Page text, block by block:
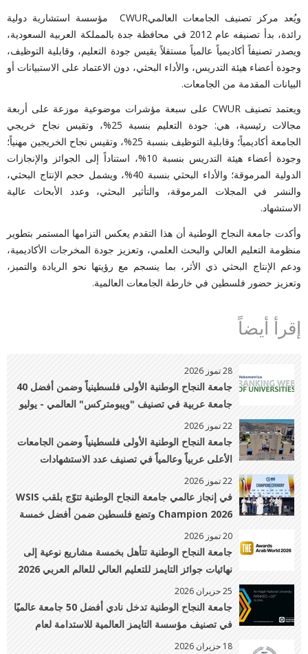
ويُعد مركز تصنيف الجامعات العالميCWUR
مؤسسة استشارية دولية
رائدة، بدأ تصنيفه عام 2012 في محافظة جدة بالمملكة العربية السعودية،
ويصدر تصنيفاً أكاديمياً عالمياً مستقلاً يقيس جودة التعليم، وقابلية التوظيف،
وجودة أعضاء هيئة التدريس، والأداء البحثي، دون الاعتماد على الاستبيانات أو
البيانات المقدمة من الجامعات.
ويعتمد تصنيف CWUR على سبعة مؤشرات موضوعية موزعة على أربعة
مجالات رئيسية، هي: جودة التعليم بنسبة 25%، وتقيس نجاح خريجي
الجامعة أكاديمياً؛ وقابلية التوظيف بنسبة 25%، وتقيس نجاح الخريجين مهنياً؛
وجودة أعضاء هيئة التدريس بنسبة 10%، استناداً إلى الجوائز والإنجازات
الدولية المرموقة؛ والأداء البحثي بنسبة 40%، ويشمل حجم الإنتاج البحثي،
والنشر في المجلات المرموقة، والتأثير البحثي، وعدد الأبحاث عالية
الاستشهاد.
وأكدت جامعة النجاح الوطنية أن هذا التقدم يعكس التزامها المستمر بتطوير
منظومة التعليم العالي والبحث العلمي، وتعزيز جودة المخرجات الأكاديمية،
ودعم الإنتاج البحثي ذي الأثر، بما ينسجم مع رؤيتها نحو الريادة والتميز،
وتعزيز حضور فلسطين في خارطة الجامعات العالمية.
إقرأ أيضاً
28 تموز 2026
جامعة النجاح الوطنية الأولى فلسطينياً وضمن أفضل 40
جامعة عربية في تصنيف "ويبومتركس" العالمي - يوليو
2026
22 تموز 2026
جامعة النجاح الوطنية الأولى فلسطينياً وضمن الجامعات
الأعلى عربياً وعالمياً في تصنيف عدد الاستشهادات
22 تموز 2026
في إنجاز عالمي جامعة النجاح الوطنية تتوّج بلقب WSIS
Champion 2026 وتضع فلسطين ضمن أفضل خمسة
مشاريع عالميًا في الابتكار الرقمي
20 تموز 2026
جامعة النجاح الوطنية تتأهل بخمسة مشاريع نوعية إلى
نهائيات جوائز التايمز للتعليم العالي للعالم العربي 2026
25 حزيران 2026
جامعة النجاح الوطنية تدخل نادي أفضل 50 جامعة عالميًا
في تصنيف مؤسسة التايمز العالمية للاستدامة لعام
2026 وتتقدم إلى المرتبة 33 عالميًا
18 حزيران 2026